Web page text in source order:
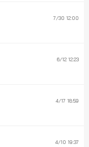
7/30 12:00
6/12 12:23
4/17 18:59
4/10 19:37